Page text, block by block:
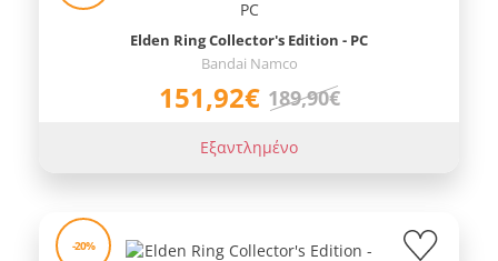
Elden Ring Collector's Edition - PC
Bandai Namco
151,92€ 189,90€
Εξαντλημένο
-20%